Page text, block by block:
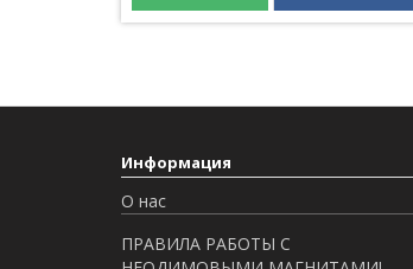
Информация
О нас
ПРАВИЛА РАБОТЫ С